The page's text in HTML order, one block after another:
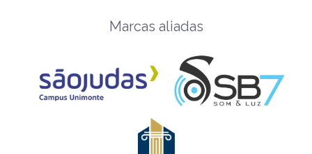
Marcas aliadas